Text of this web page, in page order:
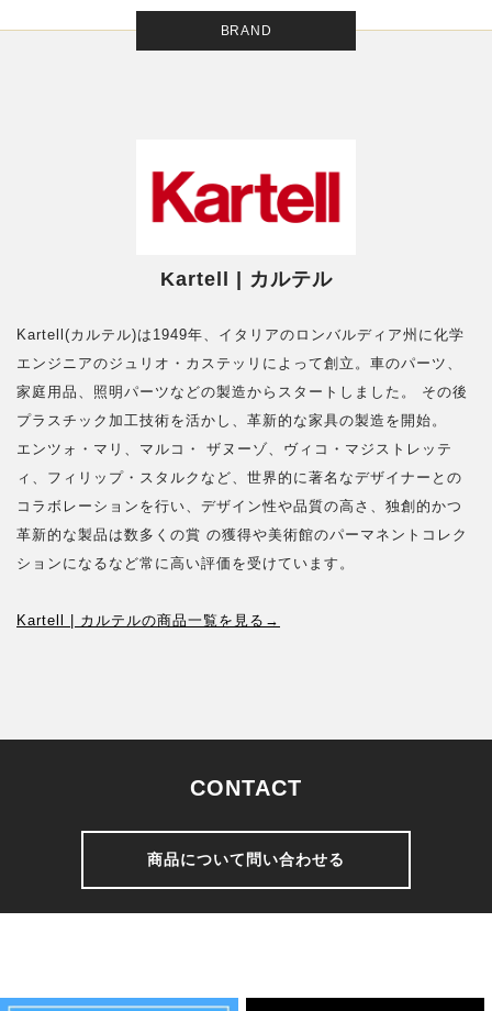
BRAND
Kartell | カルテル
Kartell(カルテル)は1949年、イタリアのロンバルディア州に化学
エンジニアのジュリオ・カステッリによって創立。車のパーツ、
家庭用品、照明パーツなどの製造からスタートしました。 その後
プラスチック加工技術を活かし、革新的な家具の製造を開始。
エンツォ・マリ、マルコ・ ザヌーゾ、ヴィコ・マジストレッテ
ィ、フィリップ・スタルクなど、世界的に著名なデザイナーとの
コラボレーションを行い、デザイン性や品質の高さ、独創的かつ
革新的な製品は数多くの賞 の獲得や美術館のパーマネントコレク
ションになるなど常に高い評価を受けています。
Kartell | カルテルの商品一覧を見る→
CONTACT
商品について問い合わせる